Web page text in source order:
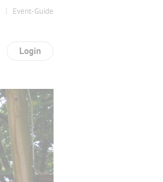
Event-Guide
Login